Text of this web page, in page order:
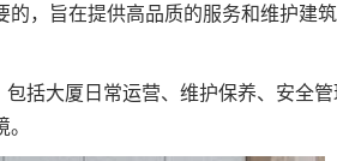
，旨在提供高品质的服务和维护建
括大厦日常运营、维护保养、安全管